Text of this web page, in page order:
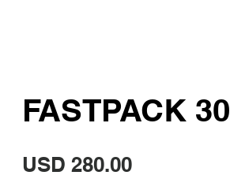
FASTPACK 30
USD 280.00Precio